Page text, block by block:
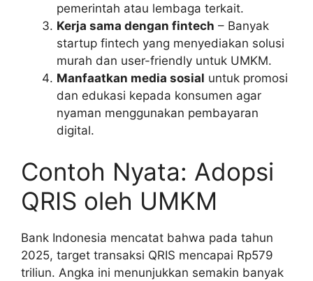
pemerintah atau lembaga terkait.
Kerja sama dengan fintech – Banyak
startup fintech yang menyediakan solusi
murah dan user-friendly untuk UMKM.
Manfaatkan media sosial untuk promosi
dan edukasi kepada konsumen agar
nyaman menggunakan pembayaran
digital.
Contoh Nyata: Adopsi
QRIS oleh UMKM
Bank Indonesia mencatat bahwa pada tahun
2025, target transaksi QRIS mencapai Rp579
triliun. Angka ini menunjukkan semakin banyak